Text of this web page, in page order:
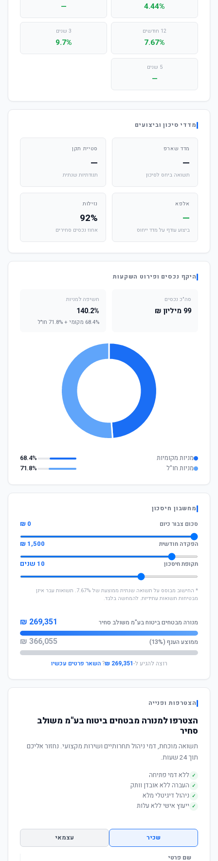
4.44%
—
12 חודשים
7.67%
3 שנים
9.7%
5 שנים
—
מדדי סיכון וביצועים
מדד שארפ
—
תשואה ביחס לסיכון
סטיית תקן
—
תנודתיות שנתית
אלפא
—
ביצוע עודף על מדד ייחוס
נזילות
92%
אחוז נכסים סחירים
היקף נכסים ופירוט השקעות
סה"כ נכסים
99 מיליון ₪
חשיפה למניות
140.2%
68.4% מקומי + 71.8% חו"ל
מניות מקומיות
68.4%
מניות חו"ל
71.8%
מחשבון חיסכון
סכום צבור כיום
0 ₪
הפקדה חודשית 1,500 ₪
תקופת חיסכון 10 שנים
* החישוב מבוסס על תשואה שנתית ממוצעת של 7.67%. תשואות עבר אינן
מבטיחות תשואות עתידיות. להמחשה בלבד.
מנורה מבטחים ביטוח בע"מ משולב סחיר 269,351 ₪
ממוצע הענף (13%) 366,055 ₪
רוצה להגיע ל-269,351 ₪
?השאר פרטים עכשיו
הצטרפות ופנייה
הצטרפו למנורה מבטחים ביטוח בע"מ משולב
סחיר
תשואה מוכחת, דמי ניהול תחרותיים ושירות מקצועי. נחזור אליכם
תוך 24 שעות.
✓ ללא דמי פתיחה
✓ העברה ללא אובדן וותק
✓ ניהול דיגיטלי מלא
✓ ייעוץ אישי ללא עלות
שכיר עצמאי
שם פרטי